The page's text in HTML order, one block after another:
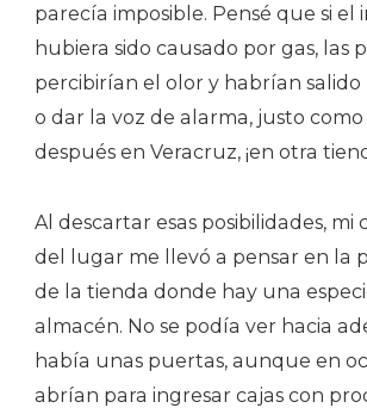
parecía imposible. Pensé que si el
hubiera sido causado por gas, las
percibirían el olor y habrían
o dar la voz de alarma, justo
después en Veracruz, ¡en otra
Al descartar esas posibilidades, mi
del lugar me llevó a pensar en la
de la tienda donde hay una
almacén. No se podía ver hacia
había unas puertas, aunque en
abrían para ingresar cajas con